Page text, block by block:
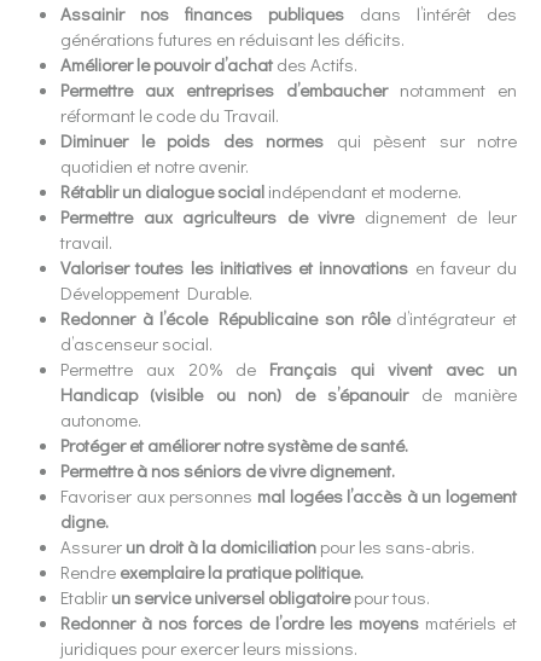
Assainir nos finances publiques dans l’intérêt des
générations futures en réduisant les déficits.
Améliorer le pouvoir d’achat des Actifs.
Permettre aux entreprises d’embauchernotamment en
réformant le code du Travail.
Diminuer le poids des normes qui pèsent sur notre
quotidien et notre avenir.
Rétablir un dialogue social indépendant et moderne.
Permettre aux agriculteurs de vivredignement de leur
travail.
Valoriser toutes les initiatives et innovations en faveur du
Développement Durable.
Redonner à l’école Républicaine son rôled’intégrateur et
d’ascenseur social.
Permettre aux 20% de Français qui vivent avec un
Handicap (visible ou non) de s’épanouir de manière
autonome.
Protéger et améliorer notre système de santé.
Permettre à nos séniors de vivre dignement.
Favoriser aux personnes mal logées l’accès à un logement
digne.
Assurer un droit à la domiciliation pour les sans-abris.
Rendre exemplaire la pratique politique.
Etablir un service universel obligatoirepour tous.
Redonner à nos forces de l’ordre les moyens matériels et
juridiques pour exercer leurs missions.